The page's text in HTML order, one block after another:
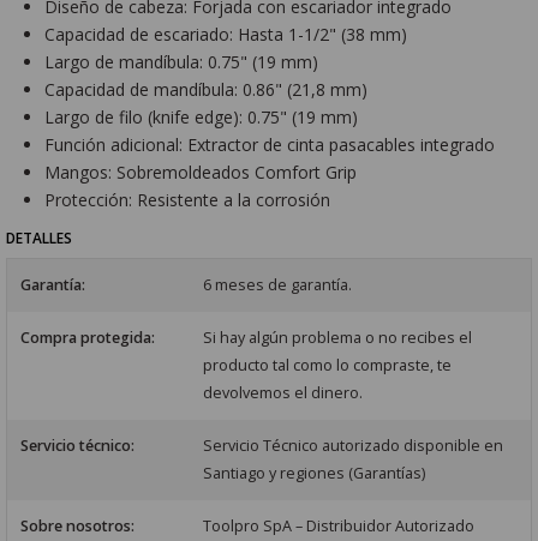
Diseño de cabeza: Forjada con escariador integrado
Capacidad de escariado: Hasta 1-1/2" (38 mm)
Largo de mandíbula: 0.75" (19 mm)
Capacidad de mandíbula: 0.86" (21,8 mm)
Largo de filo (knife edge): 0.75" (19 mm)
Función adicional: Extractor de cinta pasacables integrado
Mangos: Sobremoldeados Comfort Grip
Protección: Resistente a la corrosión
DETALLES
Garantía: 6 meses de garantía.
Compra protegida:
Si hay algún problema o no recibes el
producto tal como lo compraste, te
devolvemos el dinero.
Servicio técnico:
Servicio Técnico autorizado disponible en
Santiago y regiones (Garantías)
Sobre nosotros:
Toolpro SpA – Distribuidor Autorizado